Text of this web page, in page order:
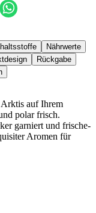
Nährwerte
Rückgabe
Arktis auf Ihrem
polar frisch.
garniert und frische-
Aromen für